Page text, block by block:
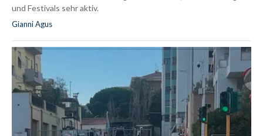
und Festivals sehr aktiv.
Gianni Agus